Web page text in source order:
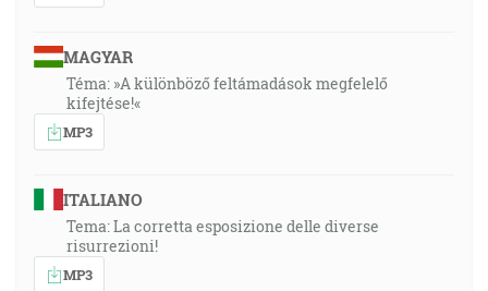
MAGYAR
Téma: »A különböző feltámadások megfelelő
kifejtése!«
MP3
ITALIANO
Tema: La corretta esposizione delle diverse
risurrezioni!
MP3